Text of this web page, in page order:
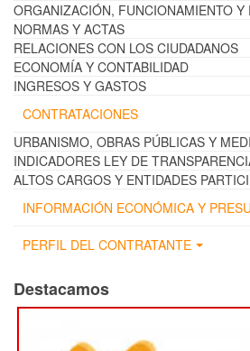
ORGANIZACIÓN, FUNCIONAMIENTO Y
NORMAS Y ACTAS
RELACIONES CON LOS CIUDADANOS
ECONOMÍA Y CONTABILIDAD
INGRESOS Y GASTOS
CONTRATACIONES
URBANISMO, OBRAS PÚBLICAS Y
INDICADORES LEY DE
ALTOS CARGOS Y ENTIDADES
INFORMACIÓN ECONÓMICA Y
PERFIL DEL CONTRATANTE
Destacamos